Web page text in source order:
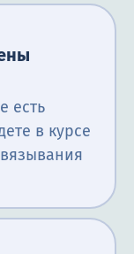
есть
в курсе